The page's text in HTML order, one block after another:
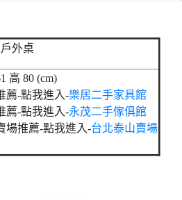
外桌
高 80 (cm)
薦-點我進入-樂居二手家具館
薦-點我進入-永茂二手傢俱館
場推薦-點我進入-台北泰山賣場